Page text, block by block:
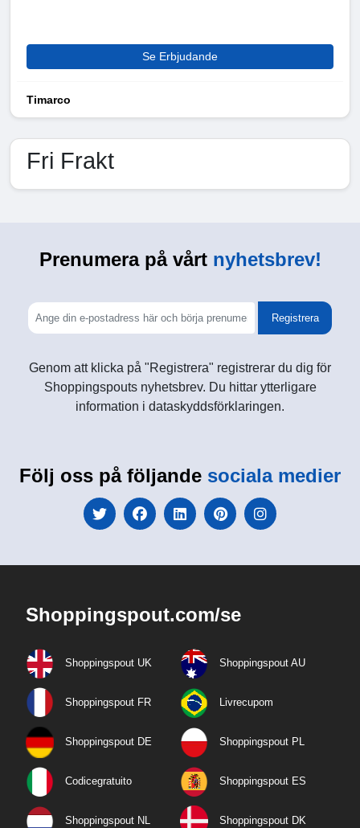
Se Erbjudande
Timarco
Fri Frakt
Prenumera på vårtnyhetsbrev!
Registrera
Genom att klicka på "Registrera" registrerar du dig för
Shoppingspouts nyhetsbrev. Du hittar ytterligare
information i dataskyddsförklaringen.
Följ oss på följande sociala medier
Shoppingspout.com/se
Shoppingspout UK Shoppingspout AU
Shoppingspout FR Livrecupom
Shoppingspout DE Shoppingspout PL
Codicegratuito Shoppingspout ES
Shoppingspout NL Shoppingspout DK